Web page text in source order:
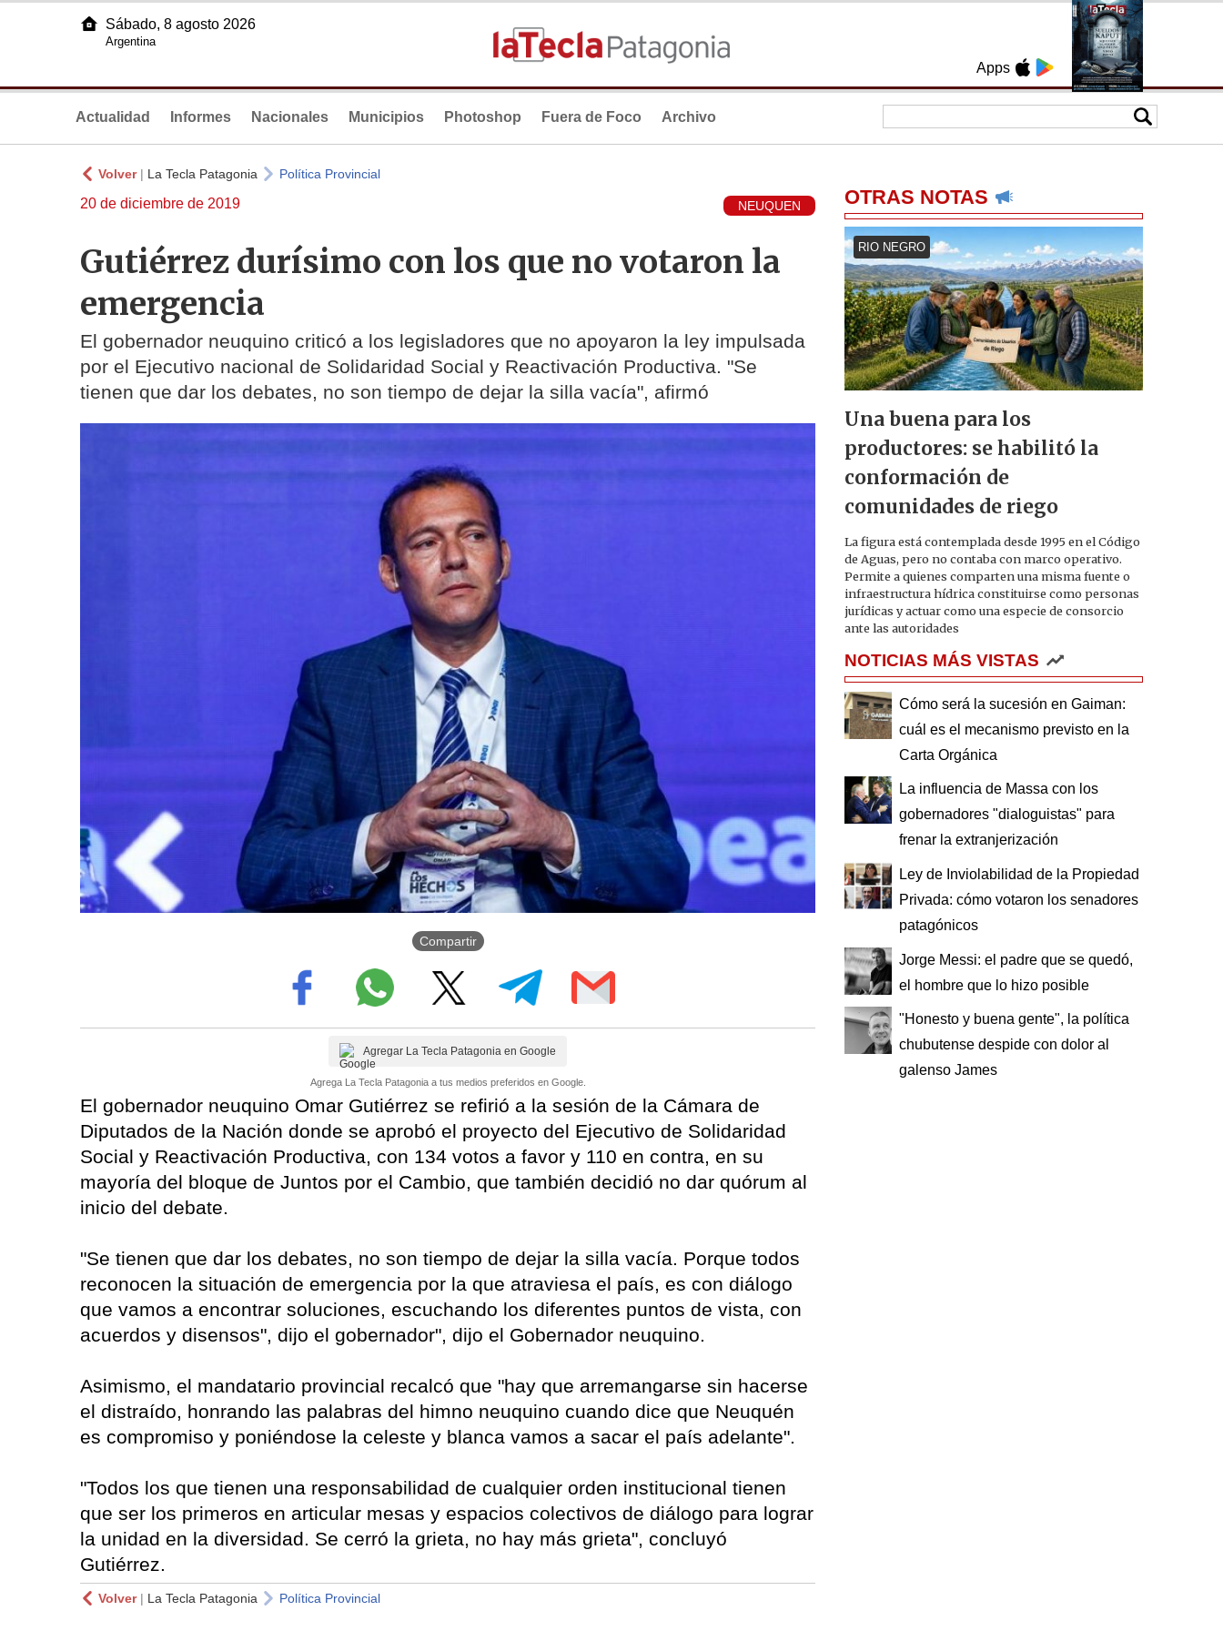
Apps
Sábado, 8 agosto 2026
Argentina
Actualidad Informes Nacionales Municipios Photoshop Fuera de Foco Archivo
Volver| La Tecla Patagonia Política Provincial
20 de diciembre de 2019 NEUQUEN
Gutiérrez durísimo con los que no votaron la
emergencia
El gobernador neuquino criticó a los legisladores que no apoyaron la ley impulsada
por el Ejecutivo nacional de Solidaridad Social y Reactivación Productiva. "Se
tienen que dar los debates, no son tiempo de dejar la silla vacía", afirmó
Compartir
Agregar La Tecla Patagonia en Google
Agrega La Tecla Patagonia a tus medios preferidos en Google.
El gobernador neuquino Omar Gutiérrez se refirió a la sesión de la Cámara de
Diputados de la Nación donde se aprobó el proyecto del Ejecutivo de Solidaridad
Social y Reactivación Productiva, con 134 votos a favor y 110 en contra, en su
mayoría del bloque de Juntos por el Cambio, que también decidió no dar quórum al
inicio del debate.
"Se tienen que dar los debates, no son tiempo de dejar la silla vacía. Porque todos
reconocen la situación de emergencia por la que atraviesa el país, es con diálogo
que vamos a encontrar soluciones, escuchando los diferentes puntos de vista, con
acuerdos y disensos", dijo el gobernador", dijo el Gobernador neuquino.
Asimismo, el mandatario provincial recalcó que "hay que arremangarse sin hacerse
el distraído, honrando las palabras del himno neuquino cuando dice que Neuquén
es compromiso y poniéndose la celeste y blanca vamos a sacar el país adelante".
"Todos los que tienen una responsabilidad de cualquier orden institucional tienen
que ser los primeros en articular mesas y espacios colectivos de diálogo para lograr
la unidad en la diversidad. Se cerró la grieta, no hay más grieta", concluyó
Gutiérrez.
Volver| La Tecla Patagonia Política Provincial
OTRAS NOTAS
RIO NEGRO
Una buena para los
productores: se habilitó la
conformación de
comunidades de riego
La figura está contemplada desde 1995 en el Código
de Aguas, pero no contaba con marco operativo.
Permite a quienes comparten una misma fuente o
infraestructura hídrica constituirse como personas
jurídicas y actuar como una especie de consorcio
ante las autoridades
NOTICIAS MÁS VISTAS
Cómo será la sucesión en Gaiman:
cuál es el mecanismo previsto en la
Carta Orgánica
La influencia de Massa con los
gobernadores "dialoguistas" para
frenar la extranjerización
Ley de Inviolabilidad de la Propiedad
Privada: cómo votaron los senadores
patagónicos
Jorge Messi: el padre que se quedó,
el hombre que lo hizo posible
"Honesto y buena gente", la política
chubutense despide con dolor al
galenso James